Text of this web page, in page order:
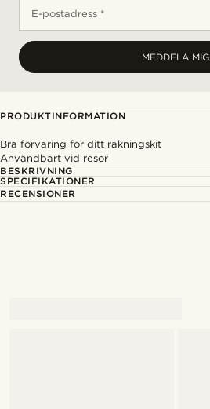
E-postadress *
MEDDELA MIG
PRODUKTINFORMATION
Bra förvaring för ditt rakningskit
Användbart vid resor
BESKRIVNING
SPECIFIKATIONER
RECENSIONER